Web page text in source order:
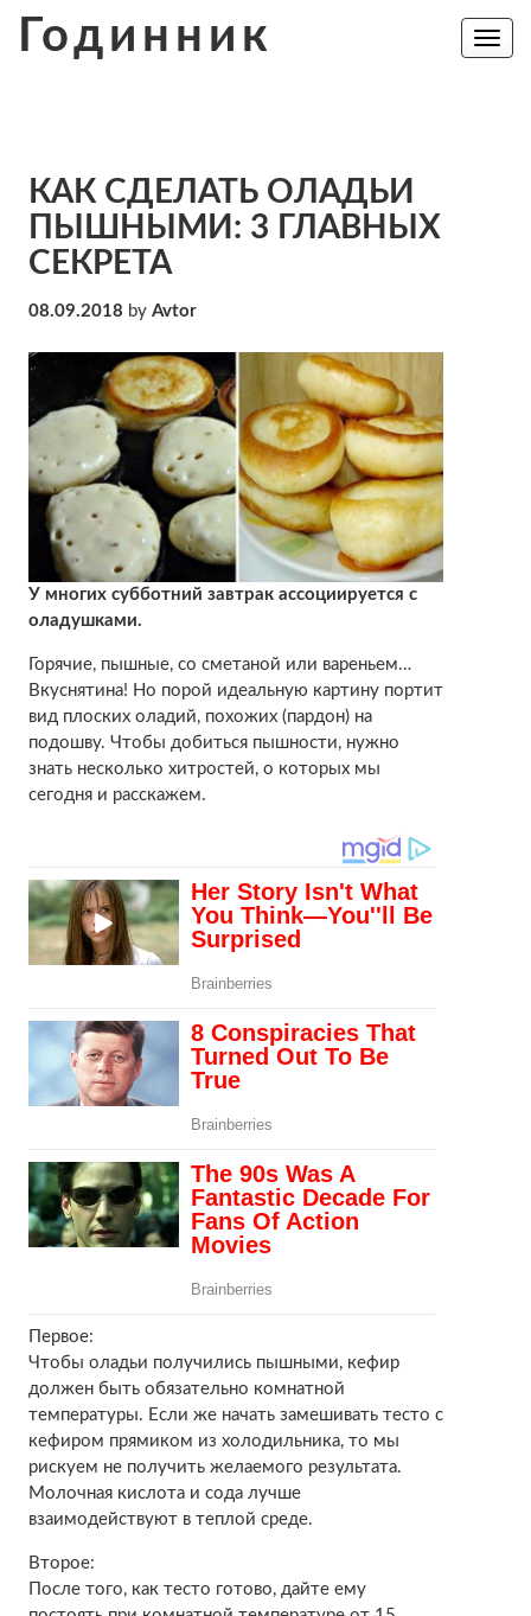
Годинник
Toggle
КАК СДЕЛАТЬ ОЛАДЬИ
ПЫШНЫМИ: 3 ГЛАВНЫХ
СЕКРЕТА
08.09.2018 by Avtor
У многих субботний завтрак ассоциируется с
оладушками.
Горячие, пышные, со сметаной или вареньем…
Вкуснятина! Но порой идеальную картину портит
вид плоских оладий, похожих (пардон) на
подошву. Чтобы добиться пышности, нужно
знать несколько хитростей, о которых мы
сегодня и расскажем.
Первое:
Чтобы оладьи получились пышными, кефир
должен быть обязательно комнатной
температуры. Если же начать замешивать тесто с
кефиром прямиком из холодильника, то мы
рискуем не получить желаемого результата.
Молочная кислота и сода лучше
взаимодействуют в теплой среде.
Второе:
После того, как тесто готово, дайте ему